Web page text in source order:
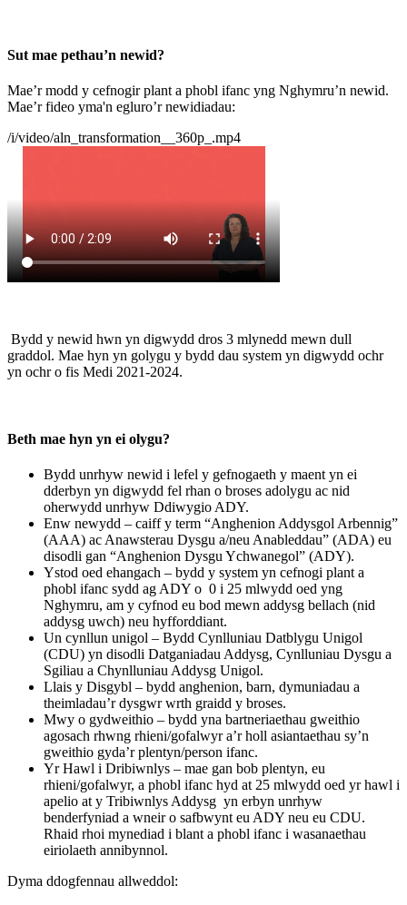
Sut mae pethau’n newid?
Mae’r modd y cefnogir plant a phobl ifanc yng Nghymru’n newid.
Mae’r fideo yma'n egluro’r newidiadau:
/i/video/aln_transformation__360p_.mp4
Bydd y newid hwn yn digwydd dros 3 mlynedd mewn dull
graddol. Mae hyn yn golygu y bydd dau system yn digwydd ochr
yn ochr o fis Medi 2021-2024.
Beth mae hyn yn ei olygu?
Bydd unrhyw newid i lefel y gefnogaeth y maent yn ei
dderbyn yn digwydd fel rhan o broses adolygu ac nid
oherwydd unrhyw Ddiwygio ADY.
Enw newydd – caiff y term “Anghenion Addysgol Arbennig”
(AAA) ac Anawsterau Dysgu a/neu Anableddau” (ADA) eu
disodli gan “Anghenion Dysgu Ychwanegol” (ADY).
Ystod oed ehangach – bydd y system yn cefnogi plant a
phobl ifanc sydd ag ADY o 0 i 25 mlwydd oed yng
Nghymru, am y cyfnod eu bod mewn addysg bellach (nid
addysg uwch) neu hyfforddiant.
Un cynllun unigol – Bydd Cynlluniau Datblygu Unigol
(CDU) yn disodli Datganiadau Addysg, Cynlluniau Dysgu a
Sgiliau a Chynlluniau Addysg Unigol.
Llais y Disgybl – bydd anghenion, barn, dymuniadau a
theimladau’r dysgwr wrth graidd y broses.
Mwy o gydweithio – bydd yna bartneriaethau gweithio
agosach rhwng rhieni/gofalwyr a’r holl asiantaethau sy’n
gweithio gyda’r plentyn/person ifanc.
Yr Hawl i Dribiwnlys – mae gan bob plentyn, eu
rhieni/gofalwyr, a phobl ifanc hyd at 25 mlwydd oed yr hawl i
apelio at y Tribiwnlys Addysg yn erbyn unrhyw
benderfyniad a wneir o safbwynt eu ADY neu eu CDU.
Rhaid rhoi mynediad i blant a phobl ifanc i wasanaethau
eiriolaeth annibynnol.
Dyma ddogfennau allweddol: